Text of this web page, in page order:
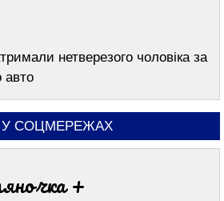
нетверезого чоловіка за
авто
СОЦМЕРЕЖАХ
+